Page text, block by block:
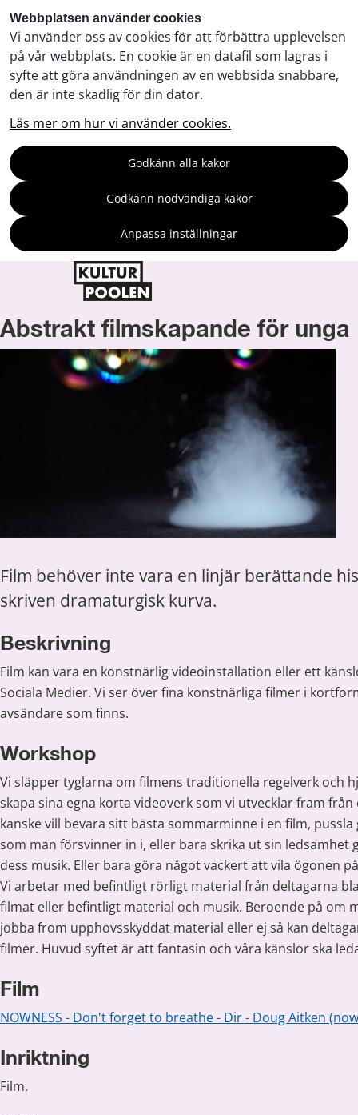
Webbplatsen använder cookies
Vi använder oss av cookies för att förbättra upplevelsen
på vår webbplats. En cookie är en datafil som lagras i
syfte att göra användningen av en webbsida snabbare,
den är inte skadlig för din dator.
Läs mer om hur vi använder cookies.
Godkänn alla kakor
Godkänn nödvändiga kakor
Anpassa inställningar
Abstrakt filmskapande för unga
Film behöver inte vara en linjär berättande
skriven dramaturgisk kurva.
Beskrivning
Film kan vara en konstnärlig videoinstallation eller ett
Sociala Medier. Vi ser över fina konstnärliga filmer i
avsändare som finns.
Workshop
Vi släpper tyglarna om filmens traditionella regelverk och
skapa sina egna korta videoverk som vi utvecklar fram från
kanske vill bevara sitt bästa sommarminne i en film,
som man försvinner in i, eller bara skrika ut sin ledsamhet
dess musik. Eller bara göra något vackert att vila ögonen
Vi arbetar med befintligt rörligt material från deltagarna
filmat eller befintligt material och musik. Beroende på om
jobba from upphovsskyddat material eller ej så kan
filmer. Huvud syftet är att fantasin och våra känslor ska
Film
NOWNESS - Don't forget to breathe - Dir - Doug Aitken
Inriktning
Film.